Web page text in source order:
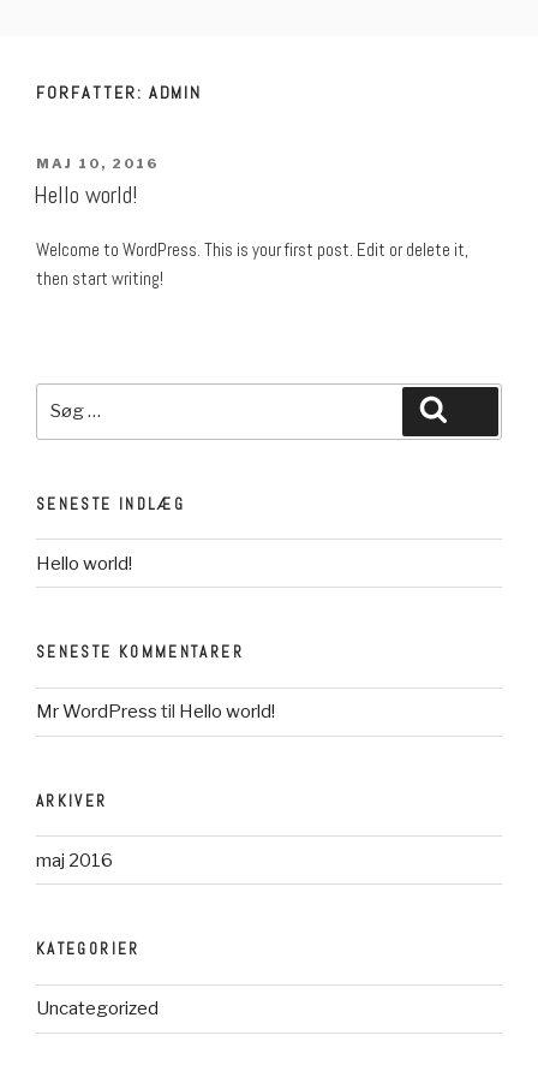
KVALITET
FORFATTER: ADMIN
UDGIVET
DEN
MAJ 10, 2016
Hello world!
Welcome to WordPress. This is your first post. Edit or delete it,
then start writing!
efter:
SENESTE INDLÆG
Hello world!
SENESTE KOMMENTARER
Mr WordPress til Hello world!
ARKIVER
maj 2016
KATEGORIER
Uncategorized